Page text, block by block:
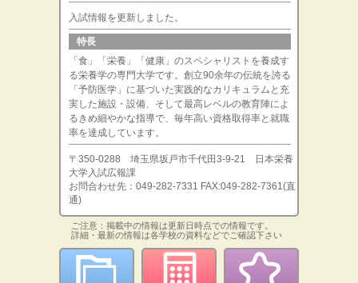
入試情報を更新しました。
特長
「食」「栄養」「健康」のスペシャリストを養成す
る栄養学の専門大学です。創立90余年の伝統を誇る
「予防医学」に基づいた実践的なカリキュラムと充
実した施設・設備、そして最高レベルの教育陣によ
るきめ細やかな指導で、毎年高い資格取得率と就職
率を達成しています。
〒350-0288 埼玉県坂戸市千代田3-9-21 日本栄養
大学入試広報課
お問合わせ先：049-282-7331 FAX:049-282-7361(直
通)
ご注意：掲載中の情報は更新日時点での情報です。
詳細・最新の情報は各学校の資料などでご確認下さい